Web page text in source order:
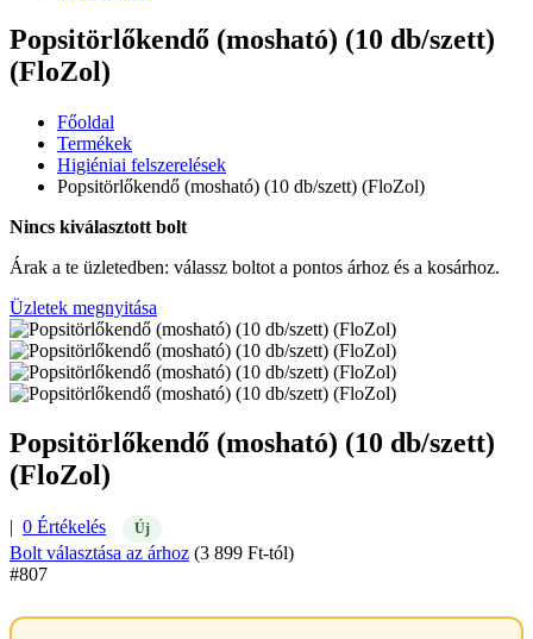
Popsitörlőkendő (mosható) (10 db/szett)
(FloZol)
Főoldal
Termékek
Higiéniai felszerelések
Popsitörlőkendő (mosható) (10 db/szett) (FloZol)
Nincs kiválasztott bolt
Árak a te üzletedben: válassz boltot a pontos árhoz és a kosárhoz.
Üzletek megnyitása
Popsitörlőkendő (mosható) (10 db/szett)
(FloZol)
| 0 Értékelés Új
Bolt választása az árhoz (3 899 Ft-tól)
#807